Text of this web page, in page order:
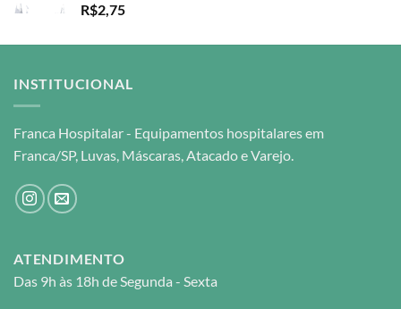
R$2,75
INSTITUCIONAL
Franca Hospitalar - Equipamentos hospitalares em
Franca/SP, Luvas, Máscaras, Atacado e Varejo.
ATENDIMENTO
Das 9h às 18h de Segunda - Sexta